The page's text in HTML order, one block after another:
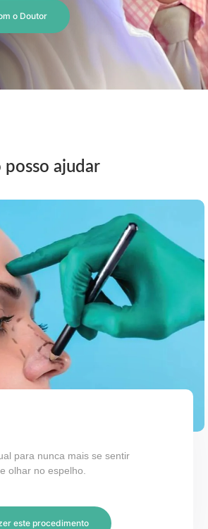
o Doutor
posso ajudar
para nunca mais se sentir
olhar no espelho.
este procedimento